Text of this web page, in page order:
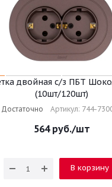
двойная с/з ПБТ
(10шт/120шт)
Достаточно Артикул: 744-
564руб./шт
В корзину